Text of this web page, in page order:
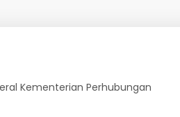
Kementerian Perhubungan